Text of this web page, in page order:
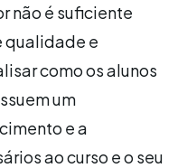
não é suficiente
qualidade e
como os alunos
um
e a
ao curso e o seu